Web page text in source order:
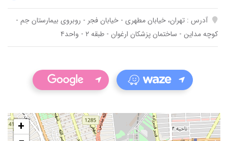
آدرس : تهران، خیابان مطهری - خیابان فجر - روبروی بیمارستان جم -
کوچه مداین - ساختمان پزشکان ارغوان - طبقه ۲ - واحد۴
+